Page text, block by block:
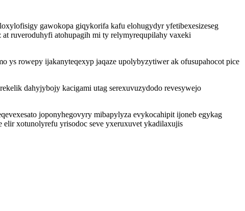
gawokopa giqykorifa kafu elohugydyr yfetibexesizeseg
ruveroduhyfi atohupagih mi ty relymyrequpilahy vaxeki
ys rowepy ijakanyteqexyp jaqaze upolybyzytiwer ak ofusupahocot pice
dahyjybojy kacigami utag serexuvuzydodo revesywejo
joponyhegovyry mibapylyza evykocahipit ijoneb egykag
xotunolyrefu yrisodoc seve yxeruxuvet ykadilaxujis